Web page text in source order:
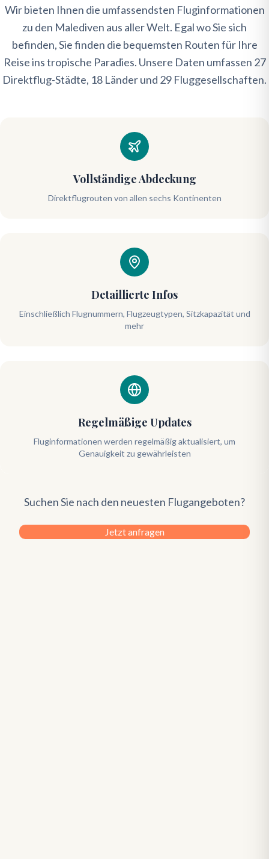
Wir bieten Ihnen die umfassendsten Fluginformationen
zu den Malediven aus aller Welt. Egal wo Sie sich
befinden, Sie finden die bequemsten Routen für Ihre
Reise ins tropische Paradies. Unsere Daten umfassen 27
Direktflug-Städte, 18 Länder und 29 Fluggesellschaften.
Vollständige Abdeckung
Direktflugrouten von allen sechs Kontinenten
Detaillierte Infos
Einschließlich Flugnummern, Flugzeugtypen, Sitzkapazität und
mehr
Regelmäßige Updates
Fluginformationen werden regelmäßig aktualisiert, um
Genauigkeit zu gewährleisten
Suchen Sie nach den neuesten Flugangeboten?
Jetzt anfragen